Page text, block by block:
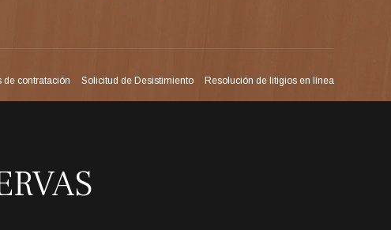
contratación Solicitud de Desistimiento Resolución de litigios en línea